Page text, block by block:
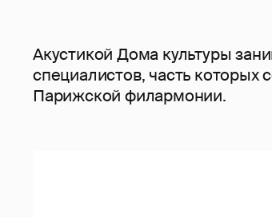
Акустикой Дома культуры
специалистов, часть которых
Парижской филармонии.